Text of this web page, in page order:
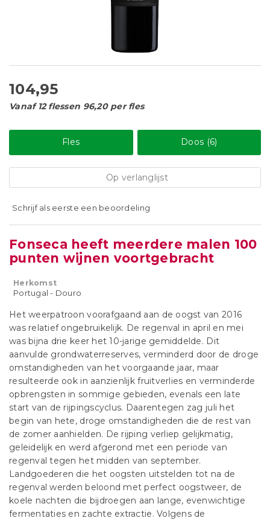
104,95
Vanaf 12 flessen 96,20 per fles
Fles Doos (6)
Op verlanglijst
Schrijf als eerste een beoordeling
Fonseca heeft meerdere malen 100
punten wijnen voortgebracht
Herkomst
Portugal - Douro
Het weerpatroon voorafgaand aan de oogst van 2016
was relatief ongebruikelijk. De regenval in april en mei
was bijna drie keer het 10-jarige gemiddelde. Dit
aanvulde grondwaterreserves, verminderd door de droge
omstandigheden van het voorgaande jaar, maar
resulteerde ook in aanzienlijk fruitverlies en verminderde
opbrengsten in sommige gebieden, evenals een late
start van de rijpingscyclus. Daarentegen zag juli het
begin van hete, droge omstandigheden die de rest van
de zomer aanhielden. De rijping verliep gelijkmatig,
geleidelijk en werd afgerond met een periode van
regenval tegen het midden van september.
Landgoederen die het oogsten uitstelden tot na de
regenval werden beloond met perfect oogstweer, de
koele nachten die bijdroegen aan lange, evenwichtige
fermentaties en zachte extractie. Volgens de